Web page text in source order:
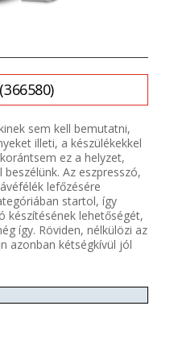
sem kell bemutatni,
illeti, a készülékekkel
ez a helyzet,
Az eszpresszó,
lefőzésére
startol, így
készítésének lehetőségét,
így. Röviden, nélkülözi az
azonban kétségkívül jól